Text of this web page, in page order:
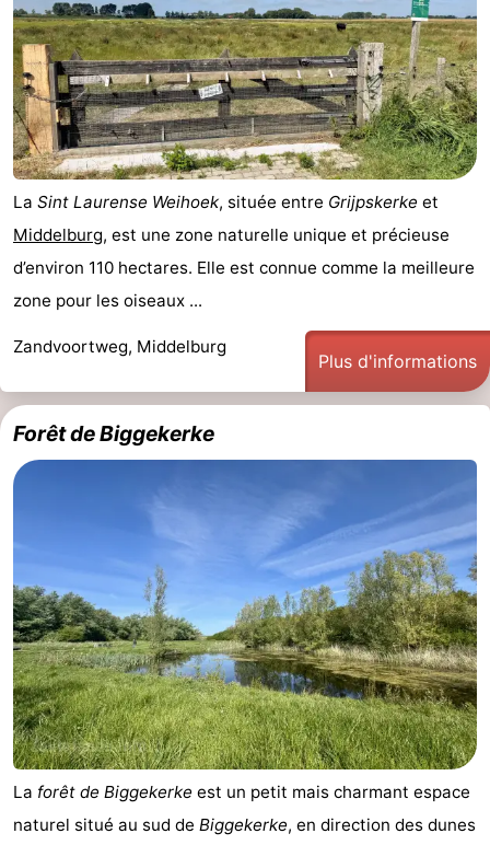
La Sint Laurense Weihoek, située entre Grijpskerke et
Middelburg, est une zone naturelle unique et précieuse
d’environ 110 hectares. Elle est connue comme la meilleure
zone pour les oiseaux ...
Zandvoortweg, Middelburg
Plus d'informations
Forêt de Biggekerke
La forêt de Biggekerke est un petit mais charmant espace
naturel situé au sud de Biggekerke, en direction des dunes